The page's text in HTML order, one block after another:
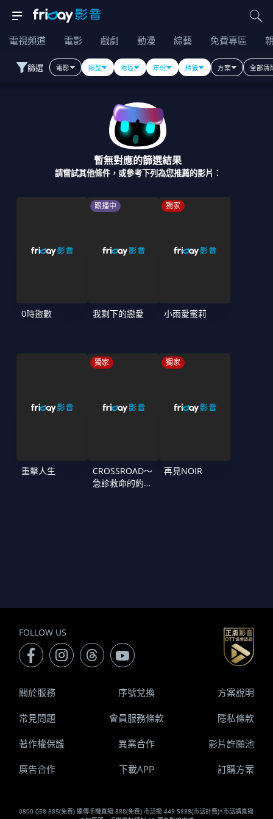
電視頻道 電影 戲劇 動漫 綜藝 免費專區
篩選 電影 類型 地區 年份 標籤 方案 全部清
暫無對應的篩選結果
請嘗試其他條件，或參考下列為您推薦的影片：
0時盜數
跟播中
我剩下的戀愛
獨家
小雨愛蜜莉
重擊人生
獨家
CROSSROAD～
急診救命的約定
獨家
再見NOIR
FOLLOW US
0800-058-885(免費) 遠傳手機直撥 888(免費) 市話撥 449-5888(市話計費)*市話請直撥
關於服務 序號兌換 方案說明
常見問題 會員服務條款 隱私條款
著作權保護 異業合作 影片許願池
廣告合作 下載APP 訂購方案